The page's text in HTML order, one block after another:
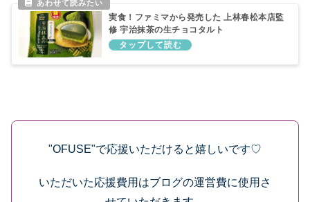
実食！ファミマから発売した 上林春松本店監
修 宇治抹茶の生チョコタルト
"OFUSE"で応援いただけると嬉しいです♡
いただいた応援費用はブログの運営費に使用さ